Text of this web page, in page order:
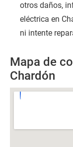
otros daños,
eléctrica en
ni intente
Mapa de
Chardón